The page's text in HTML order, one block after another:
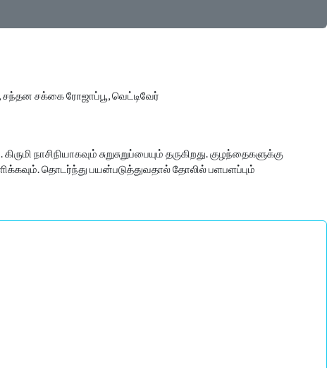
சந்தன சக்கை ரோஜாப்பூ, வெட்டிவேர்
நாசிநியாகவும் சுறுசுறுப்பையும் தருகிறது. குழந்தைகளுக்கு
தொடர்ந்து பயன்படுத்துவதால் தோலில் பளபளப்பும்